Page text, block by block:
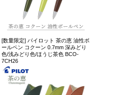
[数量限定] パイロット 茶の恵 油性ボ
ールペン コクーン 0.7mm 深みどり
色/浅みどり色/ほうじ茶色 BCO-
7CH26